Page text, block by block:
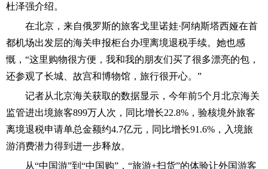
杜泽强介绍。
在北京，来自俄罗斯的旅客戈里诺娃·阿纳斯塔西娅在首
都机场出发层的海关申报柜台办理离境退税手续。她也感
慨，“这里购物很方便，我和我的朋友们买了很多漂亮的包，
还参观了长城、故宫和博物馆，旅行很开心。”
记者从北京海关获取的数据显示，今年前5个月北京海关
监管进出境旅客899万人次，同比增长22.8%，验核境外旅客
离境退税申请单总金额约4.7亿元，同比增长91.6%，入境旅
游消费潜力得到进一步释放。
从“中国游”到“中国购”，“旅游+扫货”的体验让外国游客